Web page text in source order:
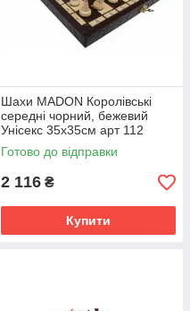
Шахи MADON Королівські
середні чорний, бежевий
Унісекс 35х35см арт 112
MD112
Готово до відправки
2 116 ₴
Купити